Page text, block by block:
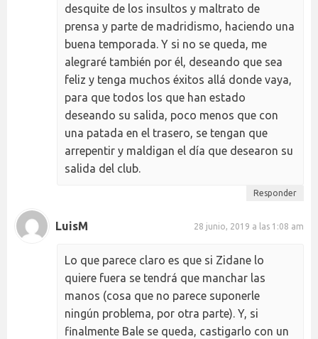
desquite de los insultos y maltrato de
prensa y parte de madridismo, haciendo una
buena temporada. Y si no se queda, me
alegraré también por él, deseando que sea
feliz y tenga muchos éxitos allá donde vaya,
para que todos los que han estado
deseando su salida, poco menos que con
una patada en el trasero, se tengan que
arrepentir y maldigan el día que desearon su
salida del club.
Responder
LuisM 28 junio, 2019 a las 1:08 am
Lo que parece claro es que si Zidane lo
quiere fuera se tendrá que manchar las
manos (cosa que no parece suponerle
ningún problema, por otra parte). Y, si
finalmente Bale se queda, castigarlo con un